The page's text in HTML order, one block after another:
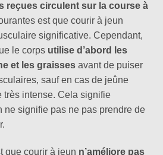
reçues circulent sur la course à
est que courir à jeun
significative. Cependant,
le corps utilise d’abord les
et les graisses avant de puiser
sauf en cas de jeûne
très intense. Cela signifie
ne signifie pas ne pas prendre de
que courir à jeun n’améliore pas